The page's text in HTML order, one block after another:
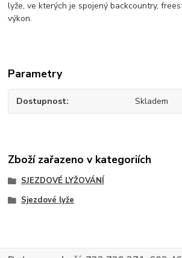
lyže, ve kterých je spojený backcountry,
výkon.
Parametry
Dostupnost Skladem
Zboží zařazeno v kategoriích
SJEZDOVÉ LYŽOVÁNÍ
Sjezdové lyže